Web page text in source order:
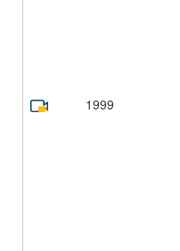
1999